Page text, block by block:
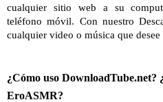
cualquier sitio web a su
teléfono móvil. Con nuestro
cualquier video o música que desee
¿Cómo uso DownloadTube.net?
EroASMR?